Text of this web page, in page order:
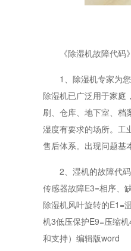
《除湿机故障代码》
1、除湿机专家为您
除湿机已广泛用于家庭
刷、仓库、地下室、档
湿度有要求的场所。工
售后体系。出现问题基
2、湿机的故障代码
传感器故障E3=相序、
除湿机风叶旋转的E1=
机3低压保护E9=压缩
和支持）编辑版word